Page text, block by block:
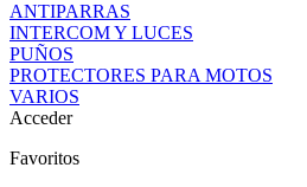
ANTIPARRAS
INTERCOM Y LUCES
PUÑOS
PROTECTORES PARA MOTOS
VARIOS
Acceder
Favoritos